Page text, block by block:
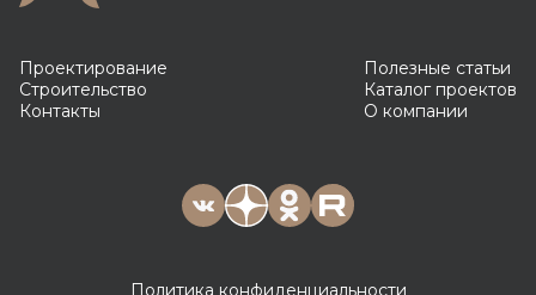
Проектирование
Строительство
Контакты
Полезные статьи
Каталог проектов
О компании
Политика конфиденциальности